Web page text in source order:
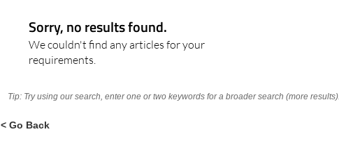
Sorry, no results found.
We couldn't find any articles for your
requirements.
Tip: Try using our search, enter one or two keywords for a broader search (more results).
< Go Back